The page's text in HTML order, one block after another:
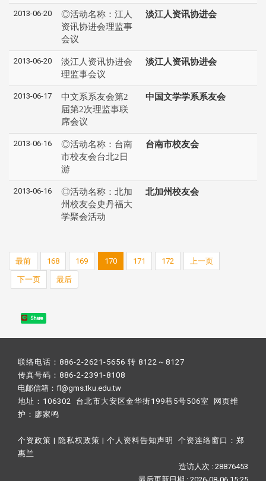
2013-06-20
◎活动名称：江人
资讯协进会理监事
会议
淡江人资讯协进会
2013-06-20
淡江人资讯协进会
理监事会议
淡江人资讯协进会
2013-06-17
中文系系友会第2
届第2次理监事联
席会议
中国文学学系系友会
2013-06-16
◎活动名称：台南
市校友会台北2日
游
台南市校友会
2013-06-16
◎活动名称：北加
州校友会史丹福大
学聚会活动
北加州校友会
最前 168 169 170 171 172 上一页
下一页 最后
Share
联络电话：886-2-2621-5656 转 8122～8127
传真号码：886-2-2391-8108
电邮信箱：fl@gms.tku.edu.tw
地址：106302 台北市大安区金华街199巷5号506室 网页维
护： 廖家鸣​
个资政策 | 隐私权政策 | 个人资料告知声明 个资连络窗口： 郑
惠兰
造访人次 : 28876453
最后更新日期 :2026-08-06 15:25